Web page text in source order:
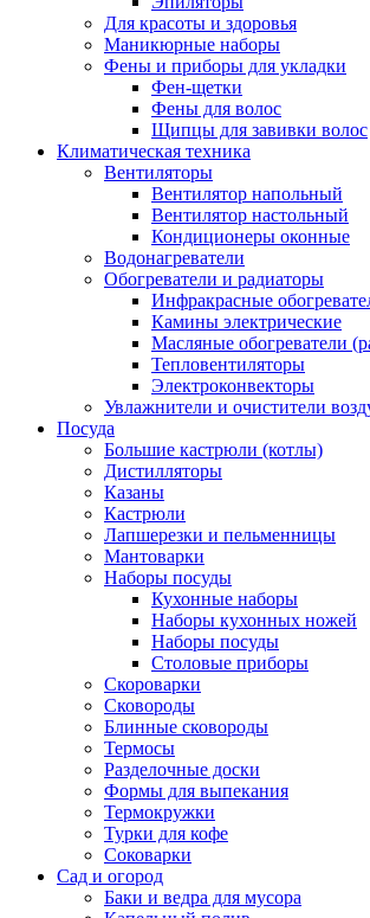
Для красоты и здоровья
Маникюрные наборы
Фены и приборы для укладки
Фен-щетки
Фены для волос
Щипцы для завивки волос
Климатическая техника
Вентиляторы
Вентилятор напольный
Вентилятор настольный
Кондиционеры оконные
Водонагреватели
Обогреватели и радиаторы
Инфракрасные
Камины электрические
Масляные обогреватели
Тепловентиляторы
Электроконвекторы
Увлажнители и очистители
Посуда
Большие кастрюли (котлы)
Дистилляторы
Казаны
Кастрюли
Лапшерезки и пельменницы
Мантоварки
Наборы посуды
Кухонные наборы
Наборы кухонных ножей
Наборы посуды
Столовые приборы
Скороварки
Сковороды
Блинные сковороды
Термосы
Разделочные доски
Формы для выпекания
Термокружки
Турки для кофе
Соковарки
Сад и огород
Баки и ведра для мусора